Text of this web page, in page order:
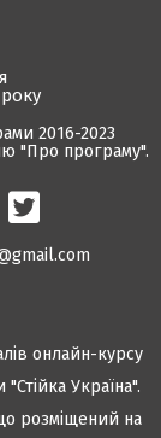
2016-2023
"Про програму".
онлайн-курсу
Україна".
розміщений на